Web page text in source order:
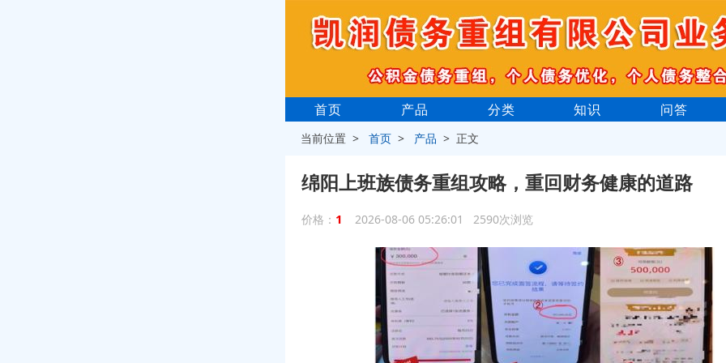
首页 产品 分类 知识 问答
当前位置 >首页 > 产品 > 正文
绵阳上班族债务重组攻略，重回财务健康的道路
价格： 1 2026-08-06 05:26:01 2590次浏览